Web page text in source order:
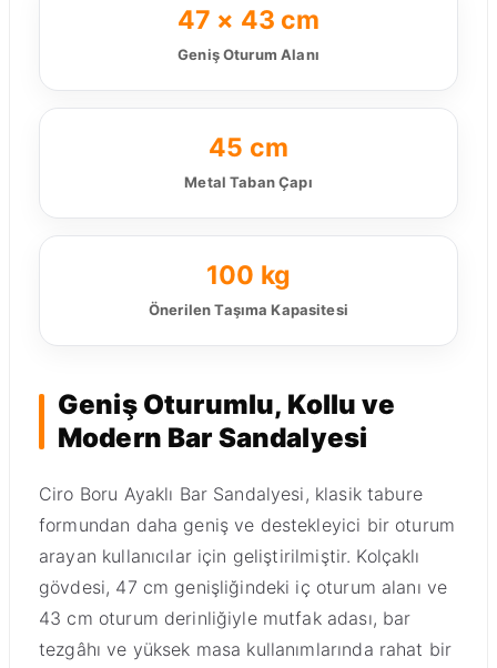
47 × 43 cm
Geniş Oturum Alanı
45 cm
Metal Taban Çapı
100 kg
Önerilen Taşıma Kapasitesi
Geniş Oturumlu, Kollu ve
Modern Bar Sandalyesi
Ciro Boru Ayaklı Bar Sandalyesi, klasik tabure
formundan daha geniş ve destekleyici bir oturum
arayan kullanıcılar için geliştirilmiştir. Kolçaklı
gövdesi, 47 cm genişliğindeki iç oturum alanı ve
43 cm oturum derinliğiyle mutfak adası, bar
tezgâhı ve yüksek masa kullanımlarında rahat bir